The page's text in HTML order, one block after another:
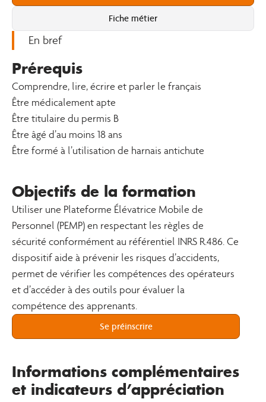
En bref
Prérequis
Comprendre, lire, écrire et parler le français
Être médicalement apte
Être titulaire du permis B
Être âgé d’au moins 18 ans
Être formé à l’utilisation de harnais antichute
Objectifs de la formation
Utiliser une Plateforme Élévatrice Mobile de
Personnel (PEMP) en respectant les règles de
sécurité conformément au référentiel INRS R.486. Ce
dispositif aide à prévenir les risques d’accidents,
permet de vérifier les compétences des opérateurs
et d’accéder à des outils pour évaluer la
compétence des apprenants.
Se préinscrire
Informations complémentaires
et indicateurs d’appréciation
Fiche métier